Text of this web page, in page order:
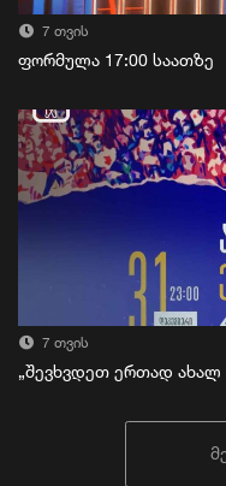
7 თვის
ფორმულა 17:00 საათზე
7 თვის
„შევხვდეთ ერთად